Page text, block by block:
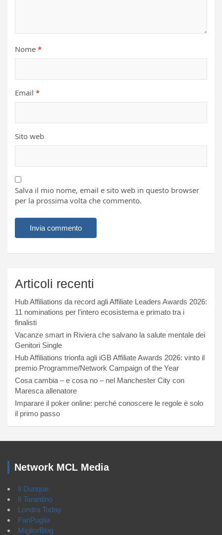
Nome *
Email *
Sito web
Salva il mio nome, email e sito web in questo browser
per la prossima volta che commento.
Articoli recenti
Hub Affiliations da record agli Affiliate Leaders Awards 2026:
11 nominations per l’intero ecosistema e primato tra i
finalisti
Vacanze smart in Riviera che salvano la salute mentale dei
Genitori Single
Hub Affiliations trionfa agli iGB Affiliate Awards 2026: vinto il
premio Programme/Network Campaign of the Year
Cosa cambia – e cosa no – nel Manchester City con
Maresca allenatore
Imparare il poker online: perché conoscere le regole è solo
il primo passo
Network MCL Media
Il Dunque
Il Tarantino
Londra Today
FanPuglia
MigliorBlog